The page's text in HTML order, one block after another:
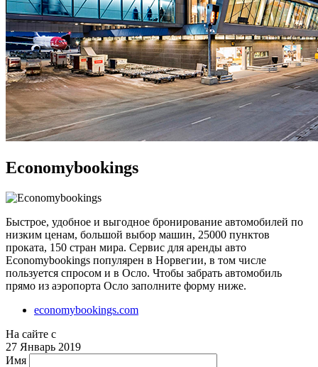
Economybookings
Быстрое, удобное и выгодное бронирование автомобилей по
низким ценам, большой выбор машин, 25000 пунктов
проката, 150 стран мира. Сервис для аренды авто
Economybookings популярен в Норвегии, в том числе
пользуется спросом и в Осло. Чтобы забрать автомобиль
прямо из аэропорта Осло заполните форму ниже.
economybookings.com
На сайте с
27 Январь 2019
Имя